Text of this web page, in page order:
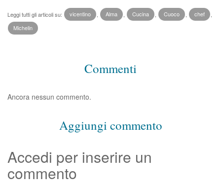
Leggi tutti gli articoli su: vicentino Alma Cucina Cuoco chef
Michelin
Commenti
Ancora nessun commento.
Aggiungi commento
Accedi per inserire un
commento